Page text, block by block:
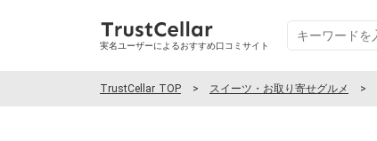
実名ユーザーによるおすすめ口コミサイト
TrustCellar TOP スイーツ・お取り寄せグルメ